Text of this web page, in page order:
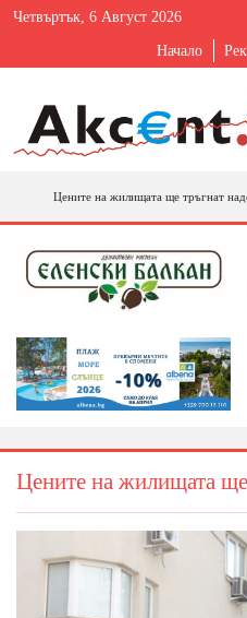
Четвъртък, 6 Август 2026
Начало
Цените на жилищата ще тръгнат
Цените на жилищата